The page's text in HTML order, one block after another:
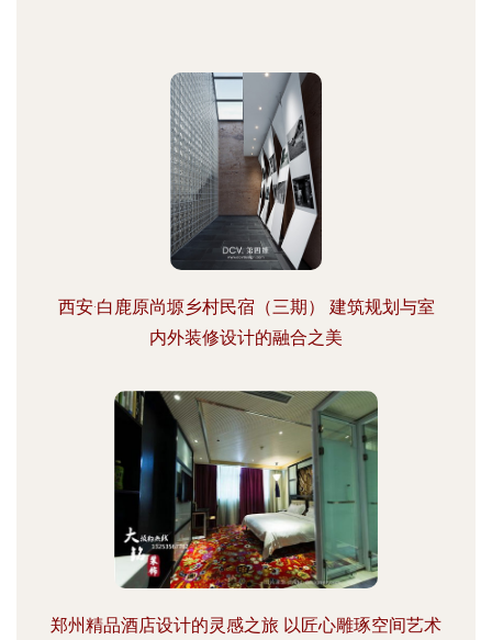
西安·白鹿原尚塬乡村民宿（三期） 建筑规划与室
内外装修设计的融合之美
郑州精品酒店设计的灵感之旅 以匠心雕琢空间艺术